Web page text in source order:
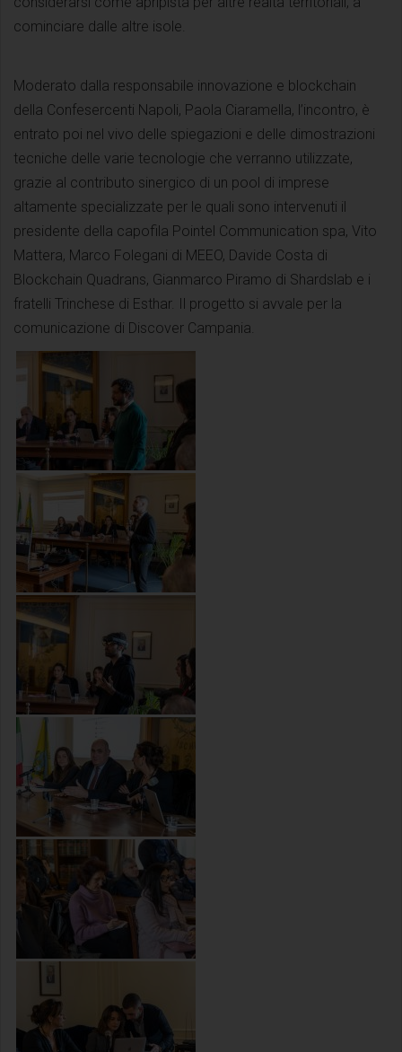
cominciare dalle altre isole.
Moderato dalla responsabile innovazione e blockchain
della Confesercenti Napoli, Paola Ciaramella, l’incontro, è
entrato poi nel vivo delle spiegazioni e delle dimostrazioni
tecniche delle varie tecnologie che verranno utilizzate,
grazie al contributo sinergico di un pool di imprese
altamente specializzate per le quali sono intervenuti il
presidente della capofila Pointel Communication spa, Vito
Mattera, Marco Folegani di MEEO, Davide Costa di
Blockchain Quadrans, Gianmarco Piramo di Shardslab e i
fratelli Trinchese di Esthar. Il progetto si avvale per la
comunicazione di Discover Campania.